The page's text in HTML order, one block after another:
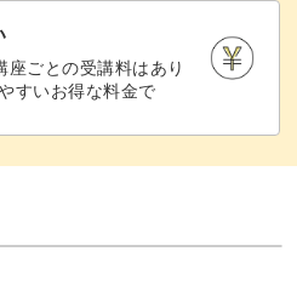
ごとの受講料はあり
すいお得な料金で